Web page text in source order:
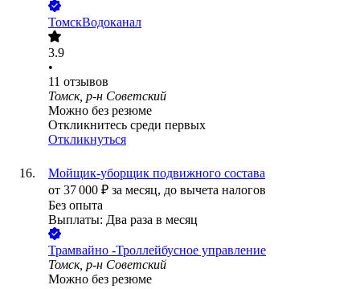
ТомскВодоканал
3.9
•
11 отзывов
Томск, р-н Советский
Можно без резюме
Откликнитесь среди первых
Откликнуться
Мойщик-уборщик подвижного состава
от 37 000 ₽ за месяц, до вычета налогов
Без опыта
Выплаты: Два раза в месяц
Трамвайно -Троллейбусное управление
Томск, р-н Советский
Можно без резюме